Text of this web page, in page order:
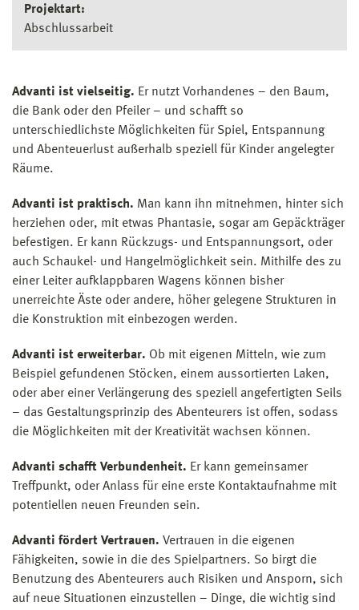
Projektart:
Abschlussarbeit
Advanti ist vielseitig. Er nutzt Vorhandenes – den Baum,
die Bank oder den Pfeiler – und schafft so
unterschiedlichste Möglichkeiten für Spiel, Entspannung
und Abenteuerlust außerhalb speziell für Kinder angelegter
Räume.
Advanti ist praktisch. Man kann ihn mitnehmen, hinter sich
herziehen oder, mit etwas Phantasie, sogar am Gepäckträger
befestigen. Er kann Rückzugs- und Entspannungsort, oder
auch Schaukel- und Hangelmöglichkeit sein. Mithilfe des zu
einer Leiter aufklappbaren Wagens können bisher
unerreichte Äste oder andere, höher gelegene Strukturen in
die Konstruktion mit einbezogen werden.
Advanti ist erweiterbar. Ob mit eigenen Mitteln, wie zum
Beispiel gefundenen Stöcken, einem aussortierten Laken,
oder aber einer Verlängerung des speziell angefertigten Seils
– das Gestaltungsprinzip des Abenteurers ist offen, sodass
die Möglichkeiten mit der Kreativität wachsen können.
Advanti schafft Verbundenheit. Er kann gemeinsamer
Treffpunkt, oder Anlass für eine erste Kontaktaufnahme mit
potentiellen neuen Freunden sein.
Advanti fördert Vertrauen. Vertrauen in die eigenen
Fähigkeiten, sowie in die des Spielpartners. So birgt die
Benutzung des Abenteurers auch Risiken und Ansporn, sich
auf neue Situationen einzustellen – Dinge, die wichtig sind